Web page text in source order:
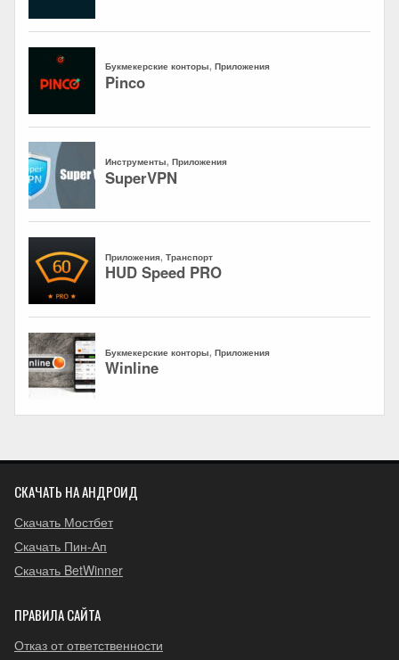
СКАЧАТЬ НА АНДРОИД
Скачать Мостбет
Скачать Пин-Ап
Скачать BetWinner
ПРАВИЛА САЙТА
Отказ от ответственности